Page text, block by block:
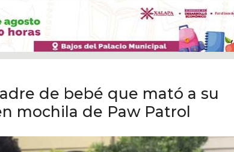
de bebé que mató a su
mochila de Paw Patrol